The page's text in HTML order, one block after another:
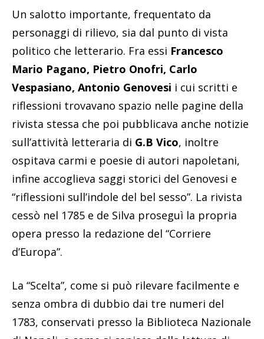
Un salotto importante, frequentato da
personaggi di rilievo, sia dal punto di vista
politico che letterario. Fra essi Francesco
Mario Pagano, Pietro Onofri, Carlo
Vespasiano, Antonio Genovesi i cui scritti e
riflessioni trovavano spazio nelle pagine della
rivista stessa che poi pubblicava anche notizie
sull’attività letteraria di G.B Vico, inoltre
ospitava carmi e poesie di autori napoletani,
infine accoglieva saggi storici del Genovesi e
“riflessioni sull’indole del bel sesso”. La rivista
cessò nel 1785 e de Silva proseguì la propria
opera presso la redazione del “Corriere
d’Europa”.
La “Scelta”, come si può rilevare facilmente e
senza ombra di dubbio dai tre numeri del
1783, conservati presso la Biblioteca Nazionale